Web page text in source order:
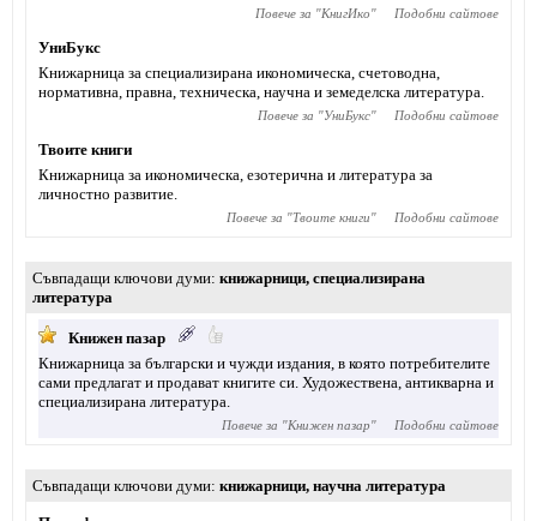
Повече за "КнигИко" Подобни сайтове
УниБукс
Книжарница за специализирана икономическа, счетоводна,
нормативна, правна, техническа, научна и земеделска литература.
Повече за "УниБукс" Подобни сайтове
Твоите книги
Книжарница за икономическа, езотерична и литература за
личностно развитие.
Повече за "Твоите книги" Подобни сайтове
Съвпадащи ключови думи книжарници, специализирана
литература
Книжен пазар
Книжарница за български и чужди издания, в която потребителите
сами предлагат и продават книгите си. Художествена, антикварна и
специализирана литература.
Повече за "Книжен пазар" Подобни сайтове
Съвпадащи ключови думи книжарници, научна литература